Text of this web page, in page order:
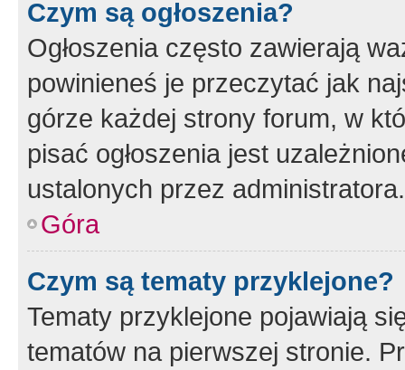
Czym są ogłoszenia?
Ogłoszenia często zawierają
powinieneś je przeczytać jak
górze każdej strony forum, w
pisać ogłoszenia jest
ustalonych przez administratora.
Góra
Czym są tematy przyklejone?
Tematy przyklejone pojawiają
tematów na pierwszej stronie.